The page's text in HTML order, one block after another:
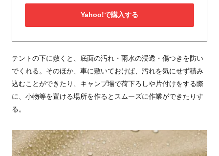
Yahoo!で購入する
テントの下に敷くと、底面の汚れ・雨水の浸透・傷つきを防い
でくれる。そのほか、車に敷いておけば、汚れを気にせず積み
込むことができたり、キャンプ場で荷下ろしや片付けをする際
に、小物等を置ける場所を作るとスムーズに作業ができたりす
る。